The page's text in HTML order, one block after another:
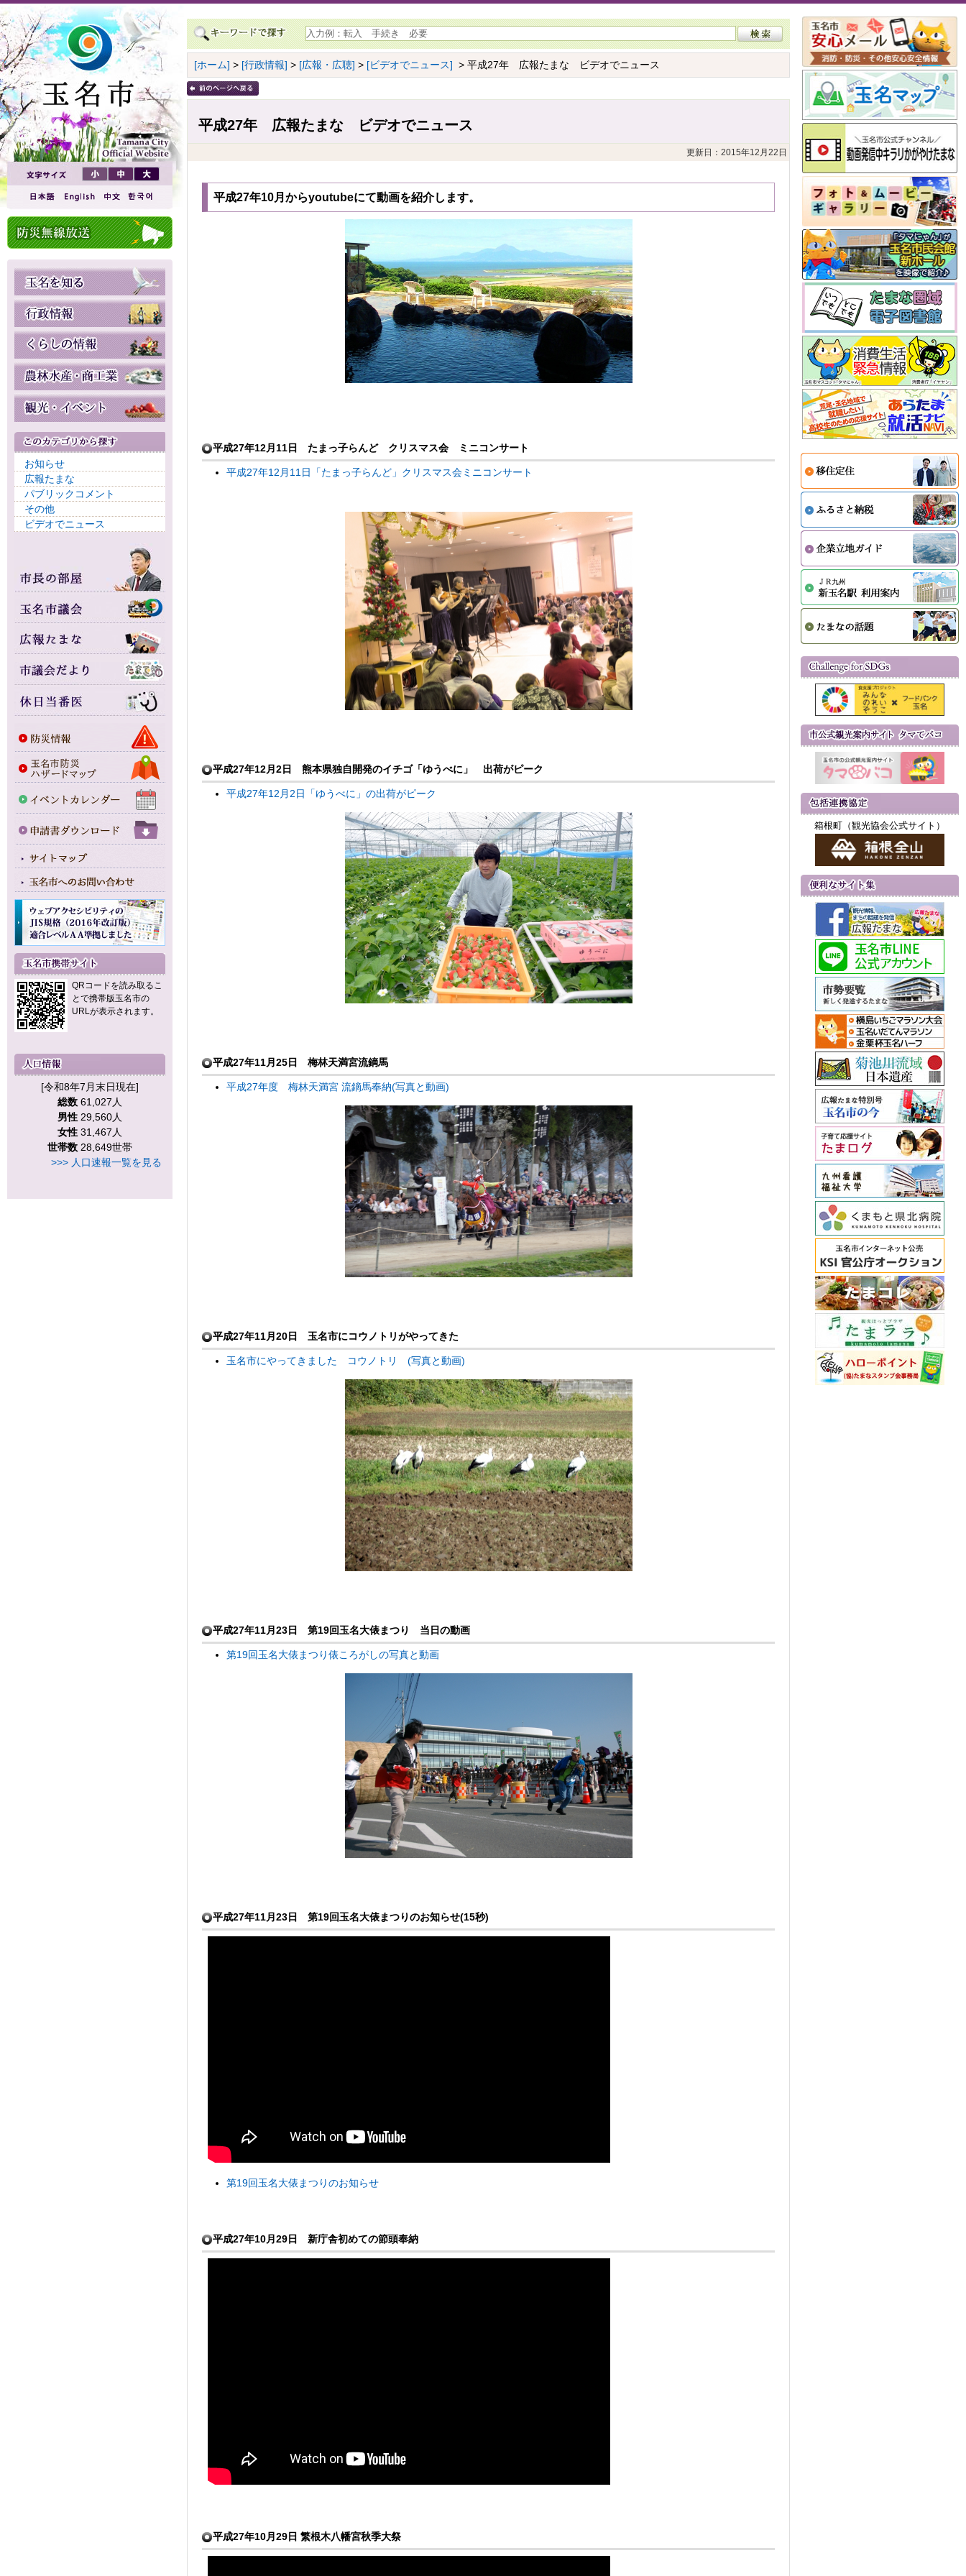
お知らせ
広報たまな
パブリックコメント
その他
ビデオでニュース
QRコードを読み取るこ
とで携帯版玉名市の
URLが表示されます。
[令和8年7月末日現在]
総数 61,027人
男性 29,560人
女性 31,467人
世帯数 28,649世帯
>>> 人口速報一覧を見る
[ホーム] > [行政情報] > [広報・広聴] > [ビデオでニュース] > 平成27年 広報たまな ビデオでニュース
平成27年 広報たまな ビデオでニュース
更新日：2015年12月22日
平成27年10月からyoutubeにて動画を紹介します。
平成27年12月11日 たまっ子らんど クリスマス会 ミニコンサート
平成27年12月11日「たまっ子らんど」クリスマス会ミニコンサート
平成27年12月2日 熊本県独自開発のイチゴ「ゆうべに」 出荷がピーク
平成27年12月2日「ゆうべに」の出荷がピーク
平成27年11月25日 梅林天満宮流鏑馬
平成27年度 梅林天満宮 流鏑馬奉納(写真と動画)
平成27年11月20日 玉名市にコウノトリがやってきた
玉名市にやってきました コウノトリ (写真と動画)
平成27年11月23日 第19回玉名大俵まつり 当日の動画
第19回玉名大俵まつり俵ころがしの写真と動画
平成27年11月23日 第19回玉名大俵まつりのお知らせ(15秒)
第19回玉名大俵まつりのお知らせ
平成27年10月29日 新庁舎初めての節頭奉納
平成27年10月29日 繁根木八幡宮秋季大祭
箱根町（観光協会公式サイト）